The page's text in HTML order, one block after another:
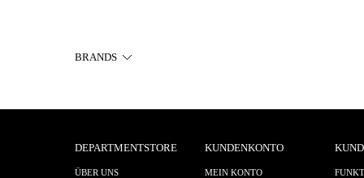
BRANDS
DEPARTMENTSTORE
ÜBER UNS
KUNDENKONTO
MEIN KONTO